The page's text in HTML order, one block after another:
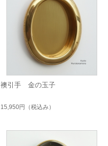
襖引手 金の玉子
15,950円 （税込み）